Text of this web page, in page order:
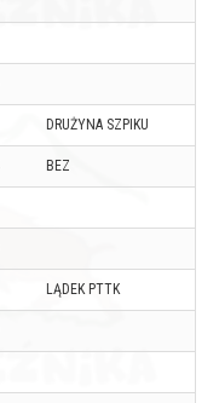
DRUŻYNA SZPIKU
BEZ
LĄDEK PTTK